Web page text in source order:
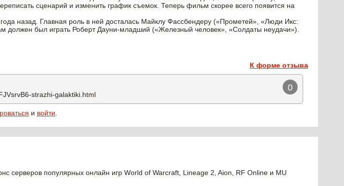
сценарий и изменить график съемок. Теперь фильм скорее всего появится на
назад. Главная роль в ней досталась Майклу Фассбендеру («Прометей», «Люди Икс:
должен был играть Роберт Дауни-младший («Железный человек», «Солдаты неудачи»).
К форме отзыва
0
strazhi-galaktiki.html
и войти
серверов популярных онлайн игр World of Warcraft, Lineage 2, Aion, RF Online и MU